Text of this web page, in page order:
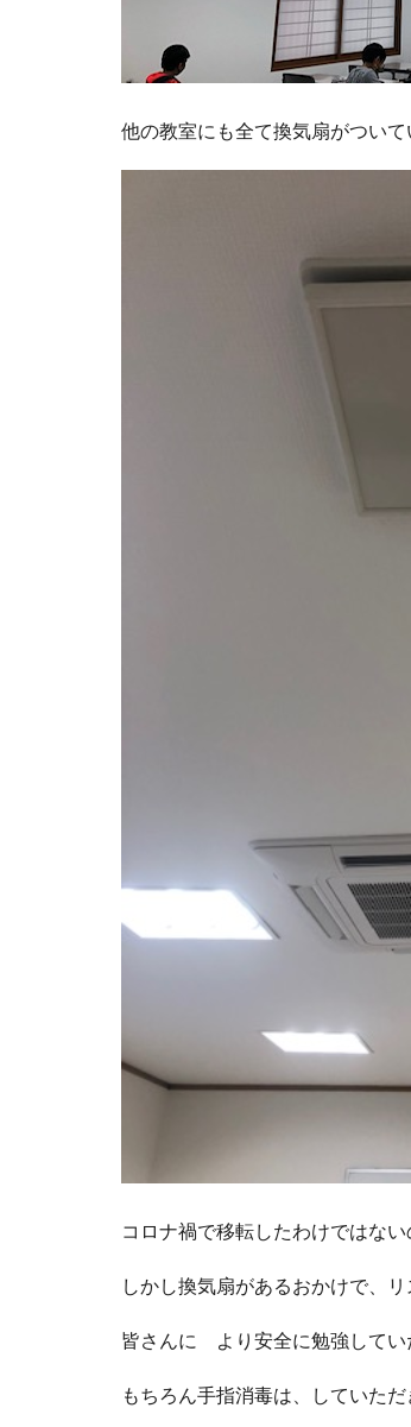
他の教室にも全て換気扇がついて
コロナ禍で移転したわけではな
しかし換気扇があるおかけで、リ
皆さんに より安全に勉強してい
もちろん手指消毒は、していた